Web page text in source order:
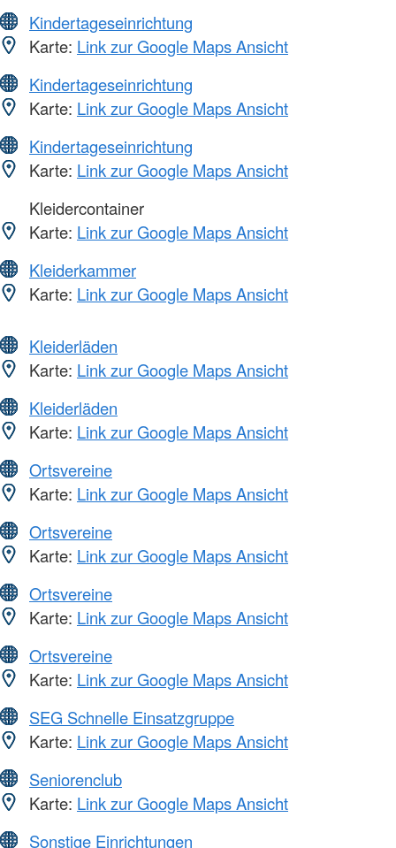
Kindertageseinrichtung
Karte: Link zur Google Maps Ansicht
Kindertageseinrichtung
Karte: Link zur Google Maps Ansicht
Kindertageseinrichtung
Karte: Link zur Google Maps Ansicht
Kleidercontainer
Karte: Link zur Google Maps Ansicht
Kleiderkammer
Karte: Link zur Google Maps Ansicht
Kleiderläden
Karte: Link zur Google Maps Ansicht
Kleiderläden
Karte: Link zur Google Maps Ansicht
Ortsvereine
Karte: Link zur Google Maps Ansicht
Ortsvereine
Karte: Link zur Google Maps Ansicht
Ortsvereine
Karte: Link zur Google Maps Ansicht
Ortsvereine
Karte: Link zur Google Maps Ansicht
SEG Schnelle Einsatzgruppe
Karte: Link zur Google Maps Ansicht
Seniorenclub
Karte: Link zur Google Maps Ansicht
Sonstige Einrichtungen